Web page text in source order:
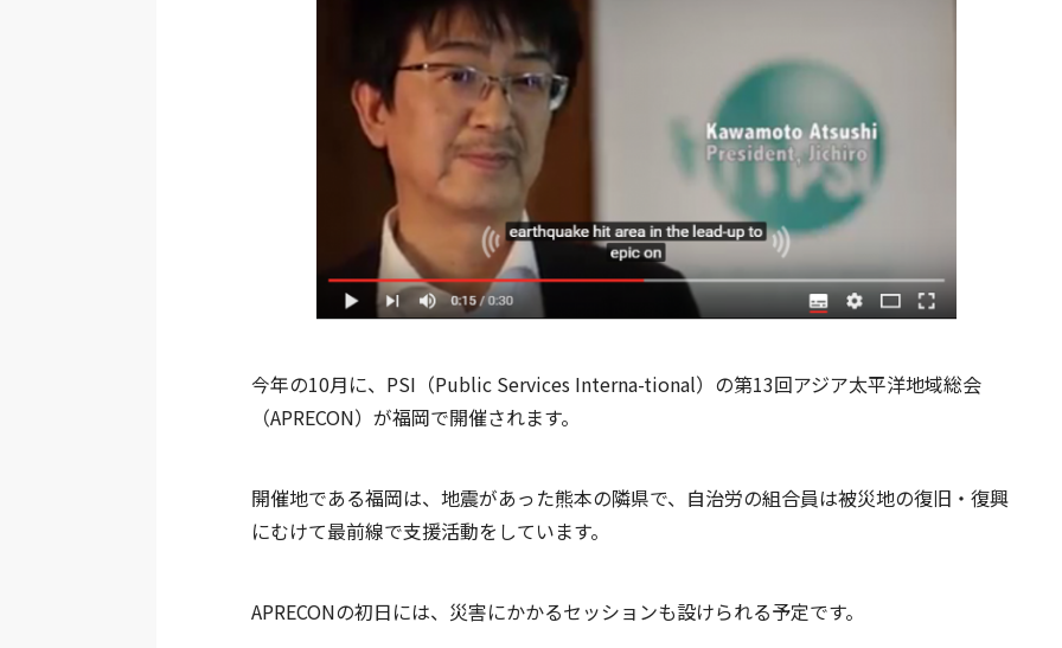
今年の10月に、PSI（Public Services Interna-tional）の第13回アジア太平洋地域総会
（APRECON）が福岡で開催されます。
開催地である福岡は、地震があった熊本の隣県で、自治労の組合員は被災地の復旧・復興
にむけて最前線で支援活動をしています。
APRECONの初日には、災害にかかるセッションも設けられる予定です。